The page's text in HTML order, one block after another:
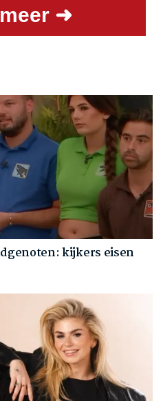
➜
kijkers eisen